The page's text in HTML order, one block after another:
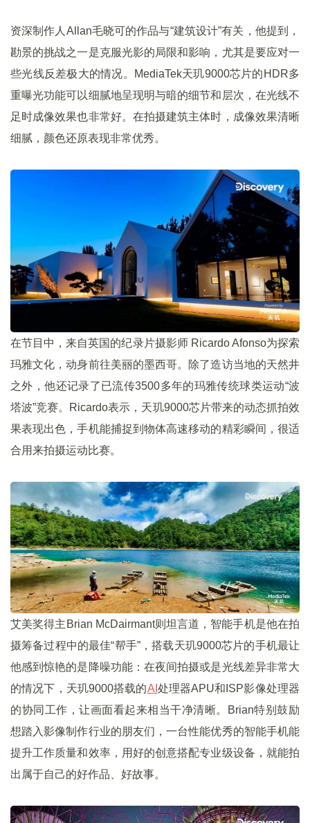
资深制作人Allan毛晓可的作品与“建筑设计”有关，他提到，
勘景的挑战之一是克服光影的局限和影响，尤其是要应对一
些光线反差极大的情况。MediaTek天玑9000芯片的HDR多
重曝光功能可以细腻地呈现明与暗的细节和层次，在光线不
足时成像效果也非常好。在拍摄建筑主体时，成像效果清晰
细腻，颜色还原表现非常优秀。
在节目中，来自英国的纪录片摄影师 Ricardo Afonso为探索
玛雅文化，动身前往美丽的墨西哥。除了造访当地的天然井
之外，他还记录了已流传3500多年的玛雅传统球类运动“波
塔波”竞赛。Ricardo表示，天玑9000芯片带来的动态抓拍效
果表现出色，手机能捕捉到物体高速移动的精彩瞬间，很适
合用来拍摄运动比赛。
艾美奖得主Brian McDairmant则坦言道，智能手机是他在拍
摄筹备过程中的最佳“帮手”，搭载天玑9000芯片的手机最让
他感到惊艳的是降噪功能：在夜间拍摄或是光线差异非常大
的情况下，天玑9000搭载的AI 处理器APU和ISP影像处理器
的协同工作，让画面看起来相当干净清晰。Brian特别鼓励
想踏入影像制作行业的朋友们，一台性能优秀的智能手机能
提升工作质量和效率，用好的创意搭配专业级设备，就能拍
出属于自己的好作品、好故事。